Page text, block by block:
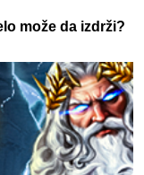
može da izdrži?